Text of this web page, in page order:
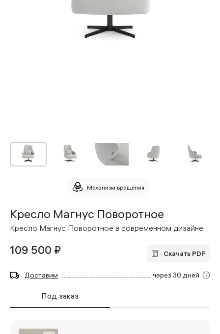
Механизм вращения
Под заказ
Кресло Магнус Поворотное
Кресло Магнус Поворотное в современном дизайне
109 500 ₽ Скачать PDF
Доставим через 30 дней